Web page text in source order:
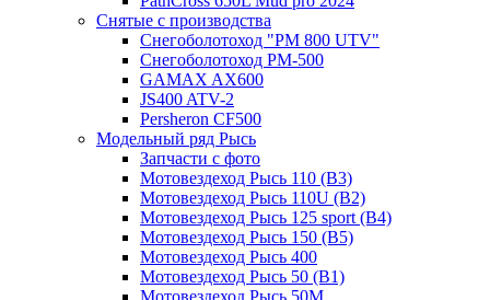
Снятые с производства
Снегоболотоход "РМ 800 UTV"
Снегоболотоход РМ-500
GAMAX AX600
JS400 ATV-2
Persheron CF500
Модельный ряд Рысь
Запчасти с фото
Мотовездеход Рысь 110 (B3)
Мотовездеход Рысь 110U (B2)
Мотовездеход Рысь 125 sport (B4)
Мотовездеход Рысь 150 (B5)
Мотовездеход Рысь 400
Мотовездеход Рысь 50 (B1)
Мотовездеход Рысь 50M